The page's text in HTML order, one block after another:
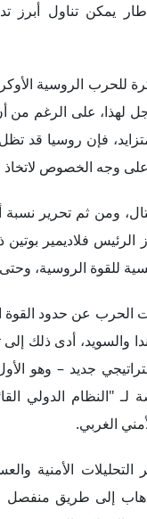
يمكن تناول
للحرب الروسية
على الرغم من
فإن روسيا قد
وجه الخصوص لاتخاذ
ومن ثم تحرير نسبة
الرئيس فلاديمير
للقوة الروسية،
الحرب عن حدود
والسويد، أدى ذلك
الدولي
الغربي.
التحليلات الأمنية
إلى طريق منفصل